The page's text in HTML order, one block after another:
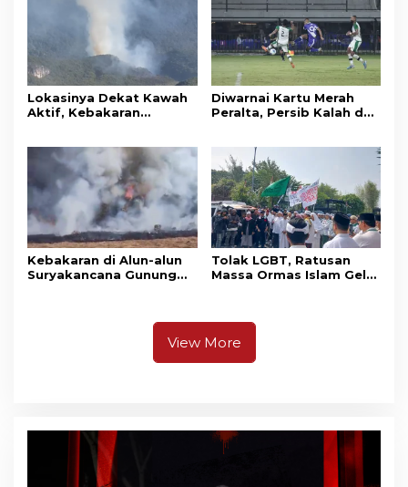
Lokasinya Dekat Kawah
Aktif, Kebakaran
Pangrango
Diwarnai Kartu Merah
Peralta, Persib Kalah dari
Kebakaran di Alun-alun
Suryakancana Gunung
Tolak LGBT, Ratusan
Massa Ormas Islam Gelar
View More